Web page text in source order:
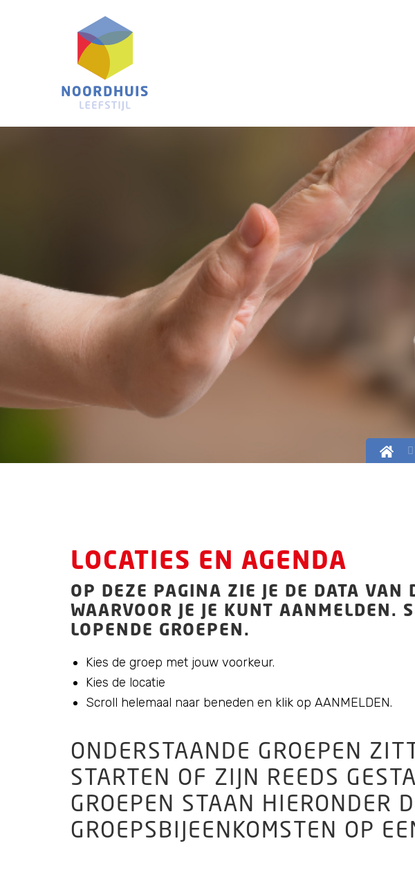
Noordhuis
Leefstijl
LOCATIES EN AGENDA
OP DEZE PAGINA ZIE JE DE DATA VAN
WAARVOOR JE JE KUNT AANMELDEN.
LOPENDE GROEPEN.
Kies de groep met jouw voorkeur.
Kies de locatie
Scroll helemaal naar beneden en klik op AANMELDEN.
ONDERSTAANDE GROEPEN
STARTEN OF ZIJN REEDS
GROEPEN STAAN HIERONDER
GROEPSBIJEENKOMSTEN OP